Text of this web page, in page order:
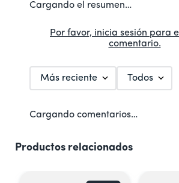
Cargando el resumen…
Por favor, inicia sesión para
comentario.
Más reciente Todos
Cargando comentarios…
Productos relacionados